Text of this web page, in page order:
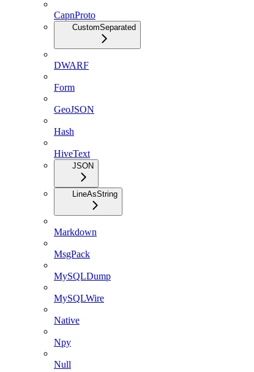
CapnProto
CustomSeparated
DWARF
Form
GeoJSON
Hash
HiveText
JSON
LineAsString
Markdown
MsgPack
MySQLDump
MySQLWire
Native
Npy
Null